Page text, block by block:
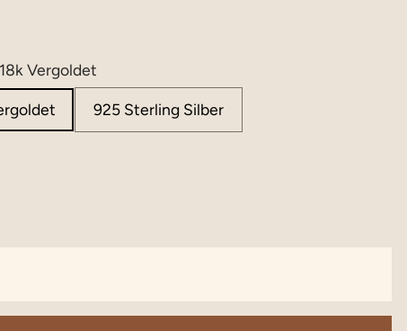
Vergoldet
925 Sterling Silber